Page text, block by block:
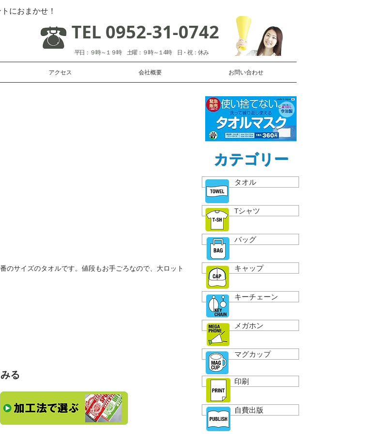
におまかせ！
平日：９時～１９時 土曜：９時～１4時 日・祝：休み
TEL 0952-31-0742
アクセス 会社概要 お問い合わせ
サイズのタオルです。値段もお手ごろなので、大ロット
る
カテゴリー
Tシャツ
タオル
キーチェーン
マグカップ
印刷
自費出版
メガホン
バッグ
キャップ